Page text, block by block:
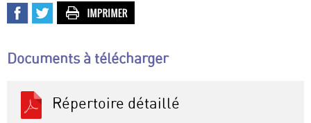
Documents à télécharger
Répertoire détaillé